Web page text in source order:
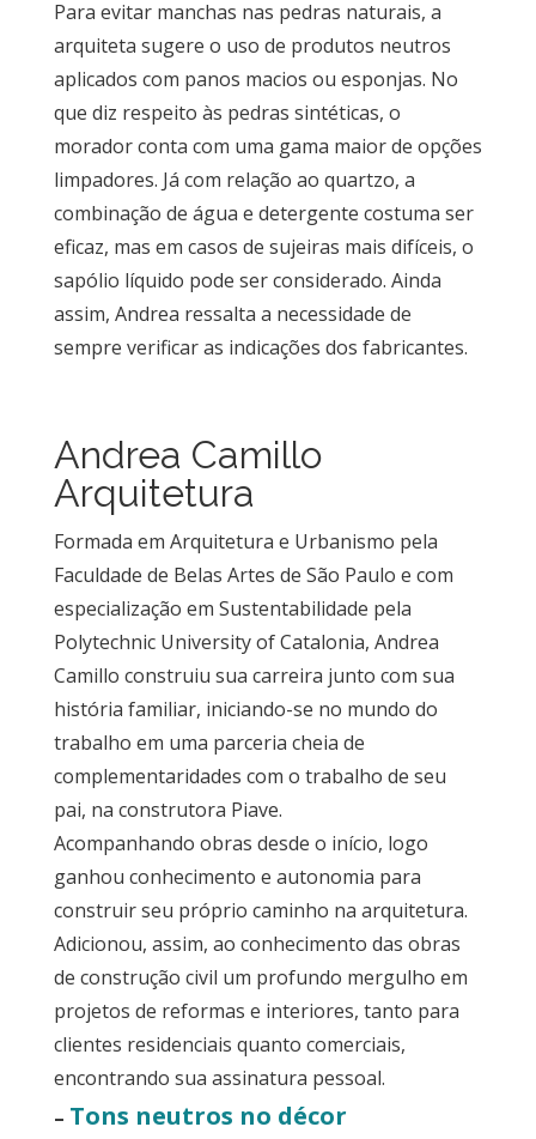
Para evitar manchas nas pedras naturais, a
arquiteta sugere o uso de produtos neutros
aplicados com panos macios ou esponjas. No
que diz respeito às pedras sintéticas, o
morador conta com uma gama maior de opções
limpadores. Já com relação ao quartzo, a
combinação de água e detergente costuma ser
eficaz, mas em casos de sujeiras mais difíceis, o
sapólio líquido pode ser considerado. Ainda
assim, Andrea ressalta a necessidade de
sempre verificar as indicações dos fabricantes.
Andrea Camillo
Arquitetura
Formada em Arquitetura e Urbanismo pela
Faculdade de Belas Artes de São Paulo e com
especialização em Sustentabilidade pela
Polytechnic University of Catalonia, Andrea
Camillo construiu sua carreira junto com sua
história familiar, iniciando-se no mundo do
trabalho em uma parceria cheia de
complementaridades com o trabalho de seu
pai, na construtora Piave.
Acompanhando obras desde o início, logo
ganhou conhecimento e autonomia para
construir seu próprio caminho na arquitetura.
Adicionou, assim, ao conhecimento das obras
de construção civil um profundo mergulho em
projetos de reformas e interiores, tanto para
clientes residenciais quanto comerciais,
encontrando sua assinatura pessoal.
– Tons neutros no décor